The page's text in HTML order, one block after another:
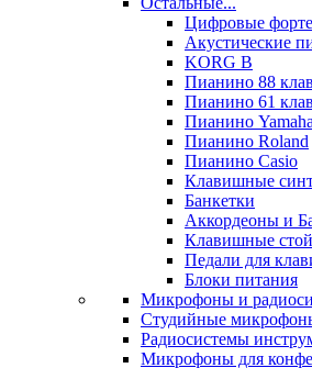
Цифровые
Акустические
KORG B
Пианино 88
Пианино 61
Пианино Yamaha
Пианино Roland
Пианино Casio
Клавишные
Банкетки
Аккордеоны и
Клавишные
Педали для
Блоки питания
Микрофоны и
Студийные
Радиосистемы
Микрофоны для